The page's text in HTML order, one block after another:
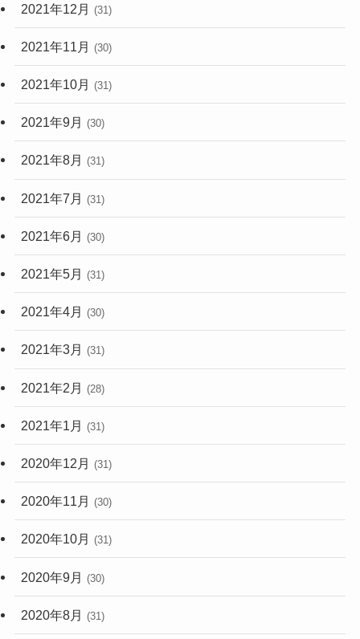
2021年12月 (31)
2021年11月 (30)
2021年10月 (31)
2021年9月 (30)
2021年8月 (31)
2021年7月 (31)
2021年6月 (30)
2021年5月 (31)
2021年4月 (30)
2021年3月 (31)
2021年2月 (28)
2021年1月 (31)
2020年12月 (31)
2020年11月 (30)
2020年10月 (31)
2020年9月 (30)
2020年8月 (31)